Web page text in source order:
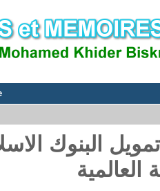
البنوك
العالمية